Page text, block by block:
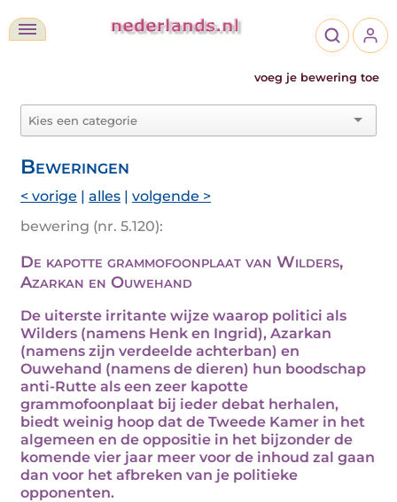
voeg je bewering toe
Beweringen
< vorige | alles | volgende >
bewering (nr. 5.120):
De kapotte grammofoonplaat van Wilders,
Azarkan en Ouwehand
De uiterste irritante wijze waarop politici als
Wilders (namens Henk en Ingrid), Azarkan
(namens zijn verdeelde achterban) en
Ouwehand (namens de dieren) hun boodschap
anti-Rutte als een zeer kapotte
grammofoonplaat bij ieder debat herhalen,
biedt weinig hoop dat de Tweede Kamer in het
algemeen en de oppositie in het bijzonder de
komende vier jaar meer voor de inhoud zal gaan
dan voor het afbreken van je politieke
opponenten.